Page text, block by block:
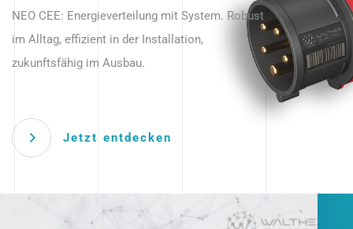
beginnt hier.
NEO CEE: Energieverteilung mit System. Robust
im Alltag, effizient in der Installation,
zukunftsfähig im Ausbau.
Jetzt entdecken
Anwendungen – robust, IP-geschützt und
zukunftsfähig.